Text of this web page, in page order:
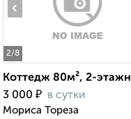
2/8
‹
Коттедж 80м², 2-
3 000 ₽ в сутки
Мориса Тореза